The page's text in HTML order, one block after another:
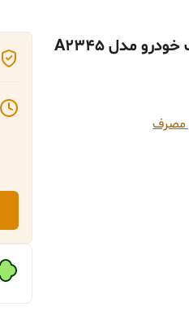
دستمال میکروفایبر نظافت خودرو مدل A2345
مصرف
, پولیش کاری ,